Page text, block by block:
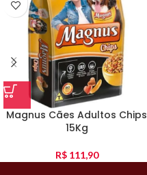
Magnus Cães Adultos Chips
15Kg
R$111,90